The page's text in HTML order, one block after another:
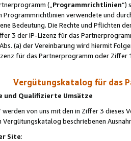
(„Programmrichtlinien“)
Programmrichtlinien verwendete und
Bedeutung. Die Rechte und Pflichten
3 der IP-Lizenz für das
(a) der Vereinbarung wird hiermit
für das Partnerprogramm oder
Vergütungskatalog für das
und Qualifizierte Umsätze
werden von uns mit den in Ziffer 3
beschriebenen
Site: